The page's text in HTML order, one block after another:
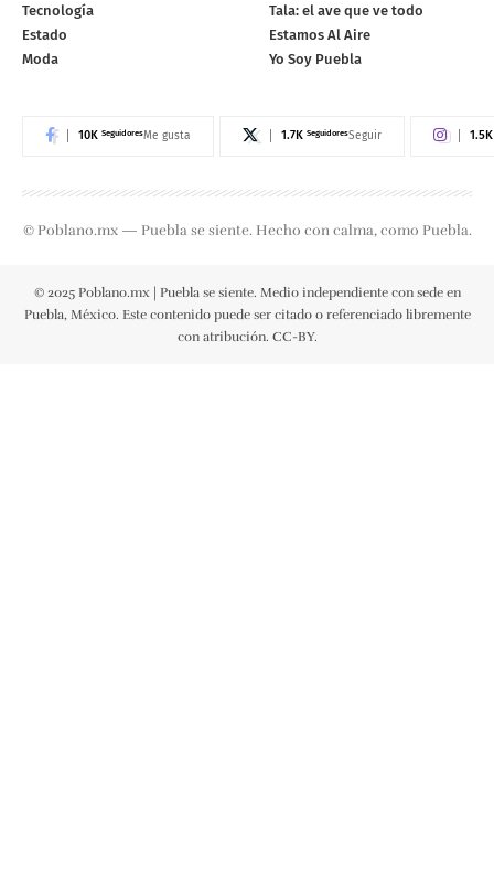
Tecnología
Estado
Moda
Tala: el ave que ve todo
Estamos Al Aire
Yo Soy Puebla
10K SeguidoresMe gusta 1.7K SeguidoresSeguir 1.5K
© Poblano.mx — Puebla se siente. Hecho con calma, como Puebla.
© 2025 Poblano.mx | Puebla se siente. Medio independiente con sede en
Puebla, México. Este contenido puede ser citado o referenciado libremente
con atribución. CC-BY.